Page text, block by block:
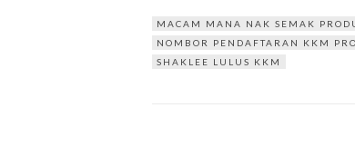
MACAM MANA NAK SEMAK
NOMBOR PENDAFTARAN KKM
SHAKLEE LULUS KKM